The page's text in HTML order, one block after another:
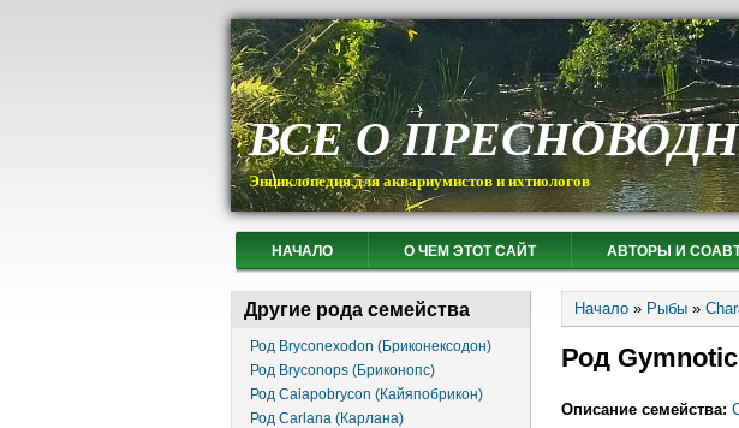
ВСЕ О
Энциклопедия для аквариумистов и ихтиологов
НАЧАЛО О ЧЕМ ЭТОТ САЙТ АВТОРЫ И
Другие рода семейства
Род Bryconexodon (Бриконексодон)
Род Bryconops (Бриконопс)
Род Caiapobrycon (Кайяпобрикон)
Род Carlana (Карлана)
Вы здесь
Начало » Рыбы »
Род
Описание семейства: